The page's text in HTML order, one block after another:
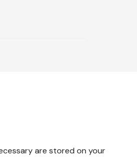
are stored on your